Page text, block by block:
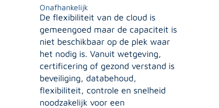
Onafhankelijk
De flexibiliteit van de cloud is
gemeengoed maar de capaciteit is
niet beschikbaar op de plek waar
het nodig is. Vanuit wetgeving,
certificering of gezond verstand is
beveiliging, databehoud,
flexibiliteit, controle en snelheid
noodzakelijk voor een